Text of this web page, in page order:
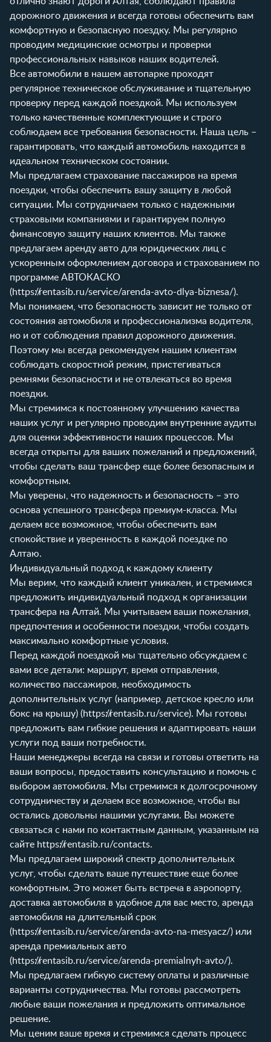
дорожного движения и всегда готовы обеспечить вам
комфортную и безопасную поездку. Мы регулярно
проводим медицинские осмотры и проверки
профессиональных навыков наших водителей.
Все автомобили в нашем автопарке проходят
регулярное техническое обслуживание и тщательную
проверку перед каждой поездкой. Мы используем
только качественные комплектующие и строго
соблюдаем все требования безопасности. Наша цель –
гарантировать, что каждый автомобиль находится в
идеальном техническом состоянии.
Мы предлагаем страхование пассажиров на время
поездки, чтобы обеспечить вашу защиту в любой
ситуации. Мы сотрудничаем только с надежными
страховыми компаниями и гарантируем полную
финансовую защиту наших клиентов. Мы также
предлагаем аренду авто для юридических лиц с
ускоренным оформлением договора и страхованием по
программе АВТОКАСКО
(https://rentasib.ru/service/arenda-avto-dlya-biznesa/).
Мы понимаем, что безопасность зависит не только от
состояния автомобиля и профессионализма водителя,
но и от соблюдения правил дорожного движения.
Поэтому мы всегда рекомендуем нашим клиентам
соблюдать скоростной режим, пристегиваться
ремнями безопасности и не отвлекаться во время
поездки.
Мы стремимся к постоянному улучшению качества
наших услуг и регулярно проводим внутренние аудиты
для оценки эффективности наших процессов. Мы
всегда открыты для ваших пожеланий и предложений,
чтобы сделать ваш трансфер еще более безопасным и
комфортным.
Мы уверены, что надежность и безопасность – это
основа успешного трансфера премиум-класса. Мы
делаем все возможное, чтобы обеспечить вам
спокойствие и уверенность в каждой поездке по
Алтаю.
Индивидуальный подход к каждому клиенту
Мы верим, что каждый клиент уникален, и стремимся
предложить индивидуальный подход к организации
трансфера на Алтай. Мы учитываем ваши пожелания,
предпочтения и особенности поездки, чтобы создать
максимально комфортные условия.
Перед каждой поездкой мы тщательно обсуждаем с
вами все детали: маршрут, время отправления,
количество пассажиров, необходимость
дополнительных услуг (например, детское кресло или
бокс на крышу) (https://rentasib.ru/service). Мы готовы
предложить вам гибкие решения и адаптировать наши
услуги под ваши потребности.
Наши менеджеры всегда на связи и готовы ответить на
ваши вопросы, предоставить консультацию и помочь с
выбором автомобиля. Мы стремимся к долгосрочному
сотрудничеству и делаем все возможное, чтобы вы
остались довольны нашими услугами. Вы можете
связаться с нами по контактным данным, указанным на
сайте https://rentasib.ru/contacts.
Мы предлагаем широкий спектр дополнительных
услуг, чтобы сделать ваше путешествие еще более
комфортным. Это может быть встреча в аэропорту,
доставка автомобиля в удобное для вас место, аренда
автомобиля на длительный срок
(https://rentasib.ru/service/arenda-avto-na-mesyacz/) или
аренда премиальных авто
(https://rentasib.ru/service/arenda-premialnyh-avto/).
Мы предлагаем гибкую систему оплаты и различные
варианты сотрудничества. Мы готовы рассмотреть
любые ваши пожелания и предложить оптимальное
решение.
Мы ценим ваше время и стремимся сделать процесс